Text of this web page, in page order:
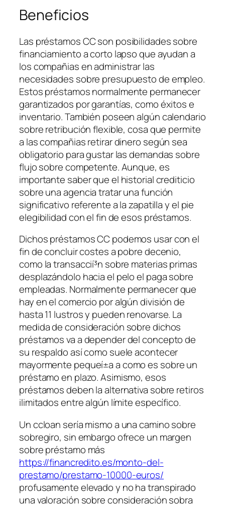
Beneficios
Las préstamos CC son posibilidades sobre
financiamiento a corto lapso que ayudan a
los compañias en administrar las
necesidades sobre presupuesto de empleo.
Estos préstamos normalmente permanecer
garantizados por garantías, como éxitos e
inventario. También poseen algún calendario
sobre retribución flexible, cosa que permite
a las compañias retirar dinero según sea
obligatorio para gustar las demandas sobre
flujo sobre competente. Aunque, es
importante saber que el historial crediticio
sobre una agencia tratar una función
significativo referente a la zapatilla y el pie
elegibilidad con el fin de esos préstamos.
Dichos préstamos CC podemos usar con el
fin de concluir costes a pobre decenio,
como la transaccií³n sobre materias primas
desplazándolo hacia el pelo el paga sobre
empleadas. Normalmente permanecer que
hay en el comercio por algún división de
hasta 11 lustros y pueden renovarse. La
medida de consideración sobre dichos
préstamos va a depender del concepto de
su respaldo así­ como suele acontecer
mayormente pequeí±a a como es sobre un
préstamo en plazo. Asimismo, esos
préstamos deben la alternativa sobre retiros
ilimitados entre algún límite específico.
Un ccloan serí­a mismo a una camino sobre
sobregiro, sin embargo ofrece un margen
sobre préstamo más
https://financredito.es/monto-del-
prestamo/prestamo-10000-euros/
profusamente elevado y no ha transpirado
una valoración sobre consideración sobra